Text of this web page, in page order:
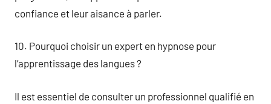
confiance et leur aisance à parler.
10. Pourquoi choisir un expert en hypnose pour
l’apprentissage des langues ?
Il est essentiel de consulter un professionnel qualifié en